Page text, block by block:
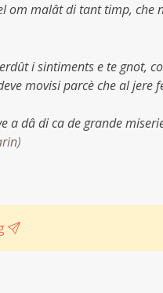
om malât di tant timp, che
i sintiments e te gnot,
movisi parcè che al jere
a dâ di ca de grande
)